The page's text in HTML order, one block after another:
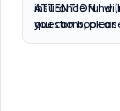
insurance fund
questions,
ATTENTIONI
you can book